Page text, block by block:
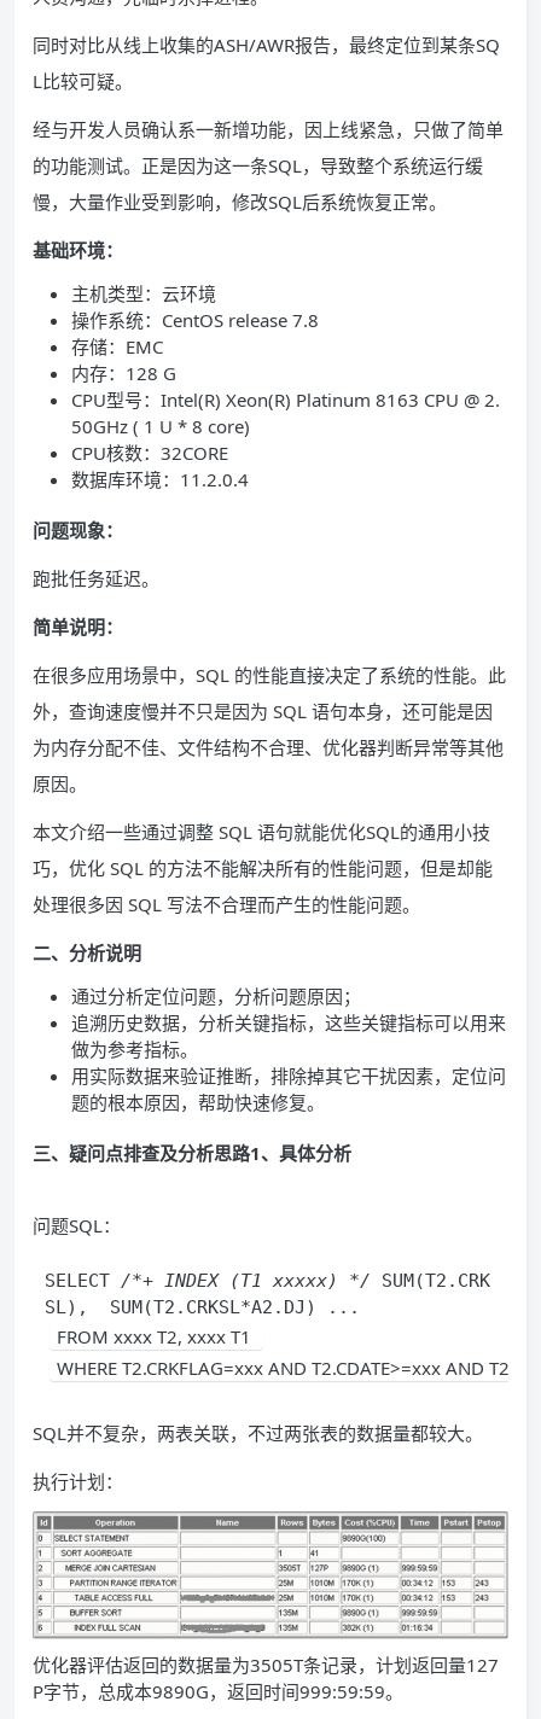
同时对比从线上收集的ASH/AWR报告，最终定位到某条SQ
L比较可疑。
经与开发人员确认系一新增功能，因上线紧急，只做了简单
的功能测试。正是因为这一条SQL，导致整个系统运行缓
慢，大量作业受到影响，修改SQL后系统恢复正常。
基础环境：
主机类型：云环境
操作系统：CentOS release 7.8
存储：EMC
内存：128 G
CPU型号：Intel(R) Xeon(R) Platinum 8163 CPU @ 2.
50GHz ( 1 U * 8 core)
CPU核数：32CORE
数据库环境：11.2.0.4
问题现象：
跑批任务延迟。
简单说明：
在很多应用场景中，SQL 的性能直接决定了系统的性能。此
外，查询速度慢并不只是因为 SQL 语句本身，还可能是因
为内存分配不佳、文件结构不合理、优化器判断异常等其他
原因。
本文介绍一些通过调整 SQL 语句就能优化SQL的通用小技
巧，优化 SQL 的方法不能解决所有的性能问题，但是却能
处理很多因 SQL 写法不合理而产生的性能问题。
二、分析说明
通过分析定位问题，分析问题原因；
追溯历史数据，分析关键指标，这些关键指标可以用来
做为参考指标。
用实际数据来验证推断，排除掉其它干扰因素，定位问
题的根本原因，帮助快速修复。
三、疑问点排查及分析思路1、具体分析
问题SQL：
SELECT /*+ INDEX (T1 xxxxx) */ SUM(T2.CRK
SL),  SUM(T2.CRKSL*A2.DJ) ...
FROM xxxx T2, xxxx T1
WHERE T2.CRKFLAG=xxx AND T2.CDATE>=xxx AND
SQL并不复杂，两表关联，不过两张表的数据量都较大。
执行计划：
优化器评估返回的数据量为3505T条记录，计划返回量127
P字节，总成本9890G，返回时间999:59:59。